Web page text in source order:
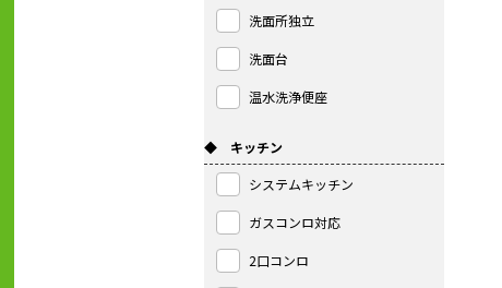
洗面所独立
洗面台
温水洗浄便座
◆ キッチン
システムキッチン
ガスコンロ対応
2口コンロ